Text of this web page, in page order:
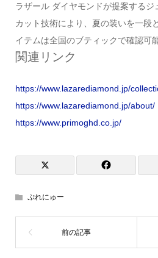
ラザール ダイヤモンドが提案するジ
カット技術により、夏の装いを一段
イテムは全国のブティックで確認可
関連リンク
https://www.lazarediamond.jp/
https://www.lazarediamond.jp/about/
https://www.primoghd.co.jp/
ぷれにゅー